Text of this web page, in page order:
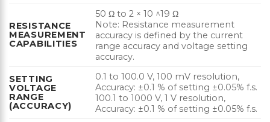
RESISTANCE
MEASUREMENT
CAPABILITIES
50 Ω to 2 × 10 ^19 Ω
Note: Resistance measurement
accuracy is defined by the current
range accuracy and voltage setting
accuracy.
SETTING
VOLTAGE
RANGE
(ACCURACY)
0.1 to 100.0 V, 100 mV resolution,
Accuracy: ±0.1 % of setting ±0.05% f.s.
100.1 to 1000 V, 1 V resolution,
Accuracy: ±0.1 % of setting ±0.05% f.s.